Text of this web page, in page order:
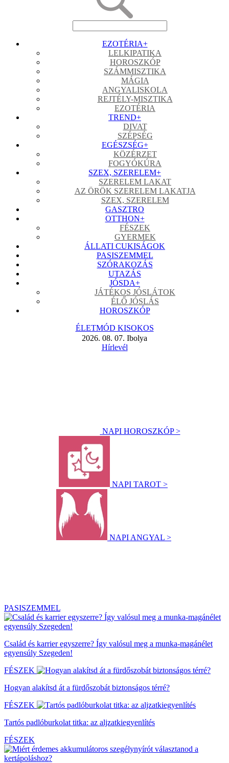
EZOTÉRIA+
LELKIPATIKA
HOROSZKÓP
SZÁMMISZTIKA
MÁGIA
ANGYALISKOLA
REJTÉLY-MISZTIKA
EZOTÉRIA
TREND+
DIVAT
SZÉPSÉG
EGÉSZSÉG+
KÖZÉRZET
FOGYÓKÚRA
SZEX, SZERELEM+
SZERELEM LAKAT
AZ ÖRÖK SZERELEM LAKATJA
SZEX, SZERELEM
GASZTRO
OTTHON+
FÉSZEK
GYERMEK
ÁLLATI CUKISÁGOK
PASISZEMMEL
SZÓRAKOZÁS
UTAZÁS
JÓSDA+
JÁTÉKOS JÓSLÁTOK
ÉLŐ JÓSLÁS
HOROSZKÓP
ÉLETMÓD KISOKOS
2026. 08. 07. Ibolya
Hírlevél
NAPI HOROSZKÓP >
NAPI TAROT >
NAPI ANGYAL >
PASISZEMMEL
Család és karrier egyszerre? Így valósul meg a munka-magánélet
egyensúly Szegeden!
FÉSZEK
Hogyan alakítsd át a fürdőszobát biztonságos térré?
FÉSZEK
Tartós padlóburkolat titka: az aljzatkiegyenlítés
FÉSZEK